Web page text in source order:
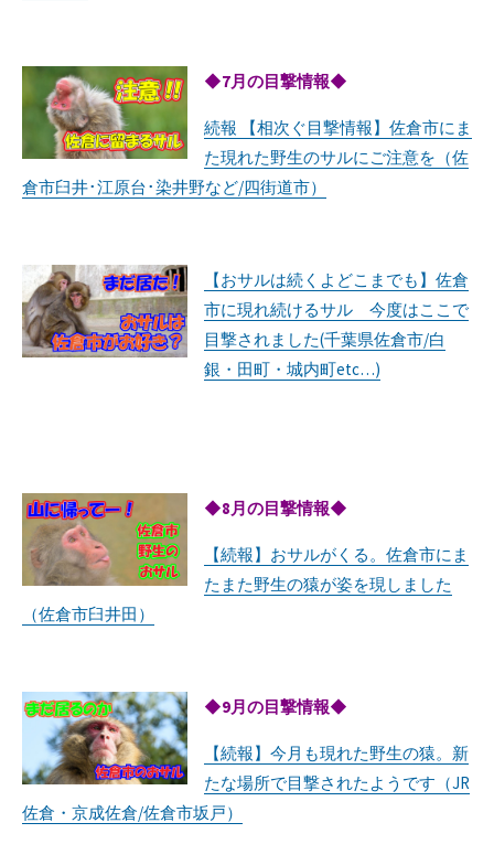
◆7月の目撃情報◆
続報 【相次ぐ目撃情報】佐倉市にま
た現れた野生のサルにご注意を（佐
倉市臼井･江原台･染井野など/四街道市）
【おサルは続くよどこまでも】佐倉
市に現れ続けるサル 今度はここで
目撃されました(千葉県佐倉市/白
銀・田町・城内町etc…)
◆8月の目撃情報◆
【続報】おサルがくる。佐倉市にま
たまた野生の猿が姿を現しました
（佐倉市臼井田）
◆9月の目撃情報◆
【続報】今月も現れた野生の猿。新
たな場所で目撃されたようです（JR
佐倉・京成佐倉/佐倉市坂戸）